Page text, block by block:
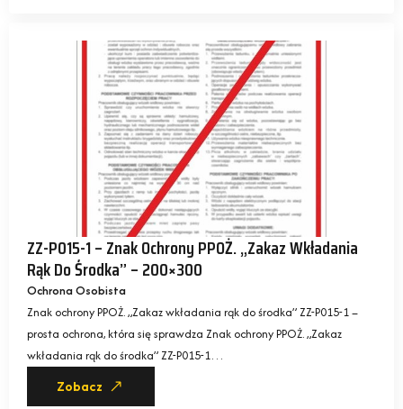
ZZ-P015-1 – Znak Ochrony PPOŻ. „Zakaz Wkładania
Rąk Do Środka” – 200×300
Ochrona Osobista
Znak ochrony PPOŻ. „Zakaz wkładania rąk do środka” ZZ-P015-1 –
prosta ochrona, która się sprawdza Znak ochrony PPOŻ. „Zakaz
wkładania rąk do środka” ZZ-P015-1…
Zobacz